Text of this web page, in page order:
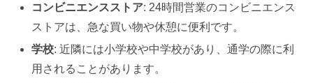
コンビニエンスストア: 24時間営業のコンビニエンス
ストアは、急な買い物や休憩に便利です。
学校: 近隣には小学校や中学校があり、通学の際に利
用されることがあります。